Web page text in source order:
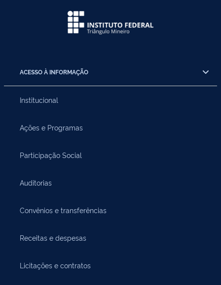
ACESSO À INFORMAÇÃO
Institucional
Ações e Programas
Participação Social
Auditorias
Convênios e transferências
Receitas e despesas
Licitações e contratos